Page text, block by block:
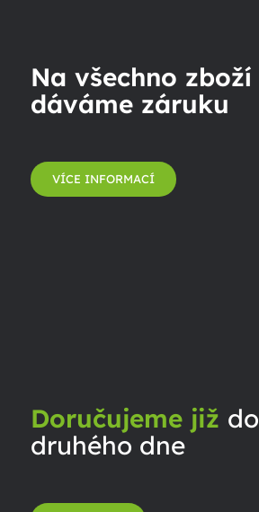
Na všechno zboží
dáváme záruku
VÍCE INFORMACÍ
Doručujeme již do
druhého dne